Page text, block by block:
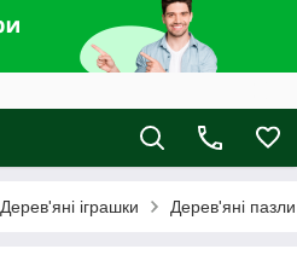
Дерев'яні іграшки Дерев'яні